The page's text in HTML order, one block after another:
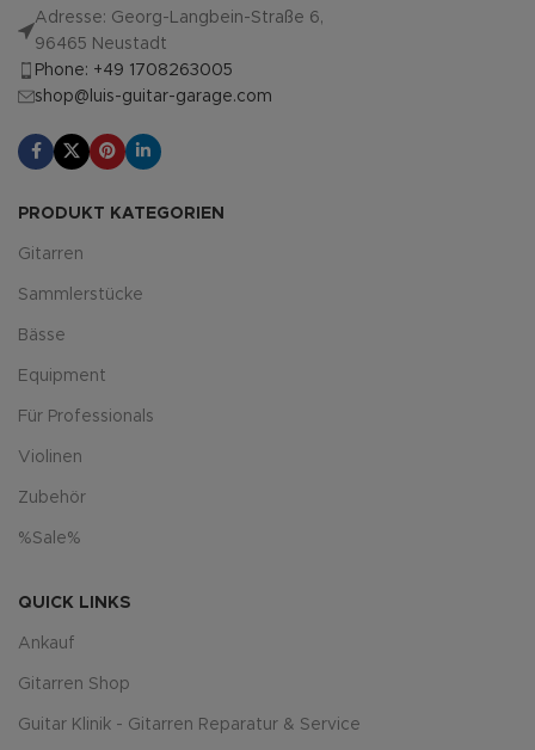
Adresse: Georg-Langbein-Straße 6,
96465 Neustadt
Phone: +49 1708263005
shop@luis-guitar-garage.com
PRODUKT KATEGORIEN
Gitarren
Sammlerstücke
Bässe
Equipment
Für Professionals
Violinen
Zubehör
%Sale%
QUICK LINKS
Ankauf
Gitarren Shop
Guitar Klinik - Gitarren Reparatur & Service